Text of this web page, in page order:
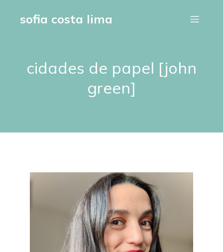
sofia costa lima
cidades de papel [john
green]